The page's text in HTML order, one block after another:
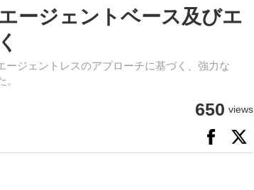
ージェントベース及びエ
ジェントレスのアプローチに基づく、強力な
650 views